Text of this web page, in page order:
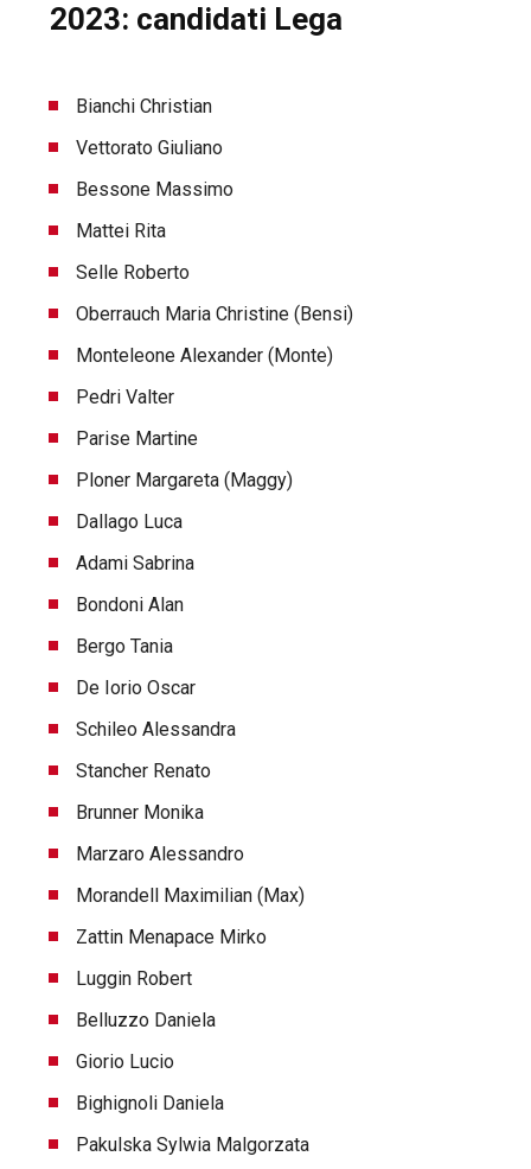
2023: candidati Lega
Bianchi Christian
Vettorato Giuliano
Bessone Massimo
Mattei Rita
Selle Roberto
Oberrauch Maria Christine (Bensi)
Monteleone Alexander (Monte)
Pedri Valter
Parise Martine
Ploner Margareta (Maggy)
Dallago Luca
Adami Sabrina
Bondoni Alan
Bergo Tania
De Iorio Oscar
Schileo Alessandra
Stancher Renato
Brunner Monika
Marzaro Alessandro
Morandell Maximilian (Max)
Zattin Menapace Mirko
Luggin Robert
Belluzzo Daniela
Giorio Lucio
Bighignoli Daniela
Pakulska Sylwia Malgorzata